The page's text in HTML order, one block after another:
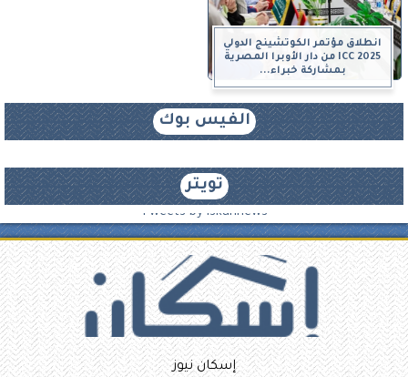
انطلاق مؤتمر الكوتشينج الدولي
ICC 2025 من دار الأوبرا المصرية
بمشاركة خبراء...
الفيس بوك
تويتر
Tweets by iskannews
إسكان نيوز